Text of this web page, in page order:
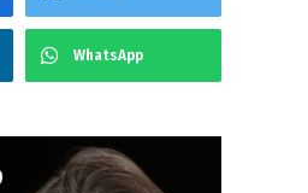
WhatsApp